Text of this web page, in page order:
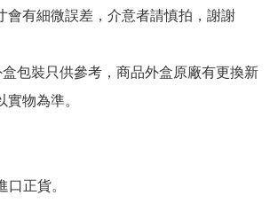
會有細微誤差，介意者請慎拍，謝謝
包裝只供參考，商品外盒原廠有更換新
物為準。
口正貨。